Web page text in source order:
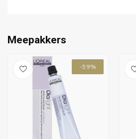
Meepakkers
-59%